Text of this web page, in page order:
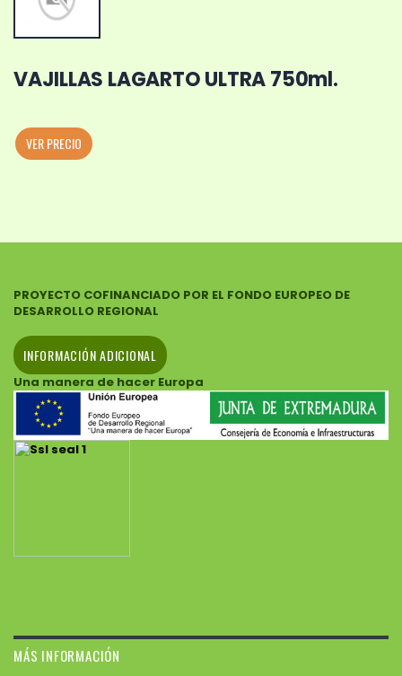
VAJILLAS LAGARTO ULTRA 750ml.
VER PRECIO
PROYECTO COFINANCIADO POR EL FONDO EUROPEO DE
DESARROLLO REGIONAL
INFORMACIÓN ADICIONAL
Una manera de hacer Europa
MÁS INFORMACIÓN